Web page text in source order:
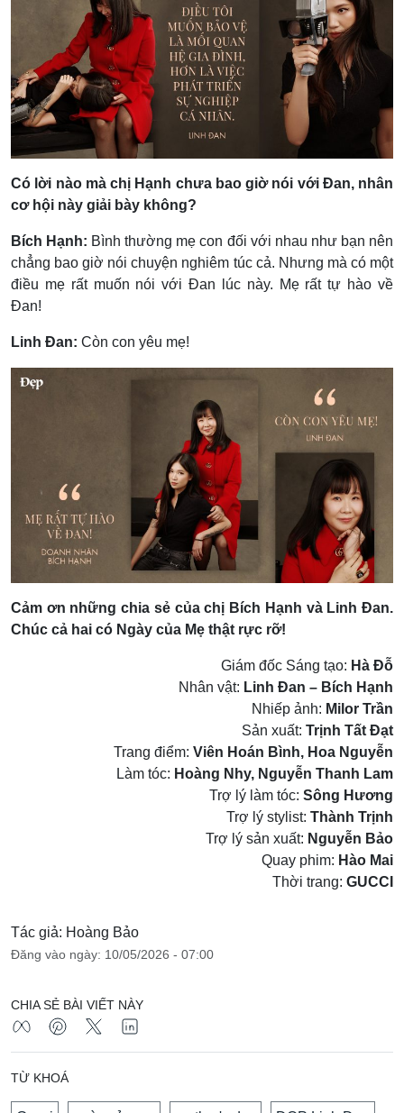
Có lời nào mà chị Hạnh chưa bao giờ nói với Đan, nhân
cơ hội này giải bày không?
Bích Hạnh: Bình thường mẹ con đối với nhau như bạn nên
chẳng bao giờ nói chuyện nghiêm túc cả. Nhưng mà có một
điều mẹ rất muốn nói với Đan lúc này. Mẹ rất tự hào về
Đan!
Linh Đan: Còn con yêu mẹ!
Cảm ơn những chia sẻ của chị Bích Hạnh và Linh Đan.
Chúc cả hai có Ngày của Mẹ thật rực rỡ!
Giám đốc Sáng tạo: Hà Đỗ
Nhân vật: Linh Đan – Bích Hạnh
Nhiếp ảnh: Milor Trần
Sản xuất: Trịnh Tất Đạt
Trang điểm: Viên Hoán Bình, Hoa Nguyễn
Làm tóc: Hoàng Nhy, Nguyễn Thanh Lam
Trợ lý làm tóc: Sông Hương
Trợ lý stylist: Thành Trịnh
Trợ lý sản xuất: Nguyễn Bảo
Quay phim: Hào Mai
Thời trang: GUCCI
Tác giả: Hoàng Bảo
Đăng vào ngày: 10/05/2026 - 07:00
CHIA SẺ BÀI VIẾT NÀY
TỪ KHOÁ